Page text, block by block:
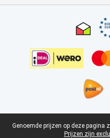
Juridische voettekst
Genoemde prijzen op deze pagina
Prijzen zijn